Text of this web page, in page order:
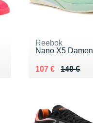
Reebok
Nano X5 Damen
140 €
Au lieu de 140 €
107 €
Vendu 107 €